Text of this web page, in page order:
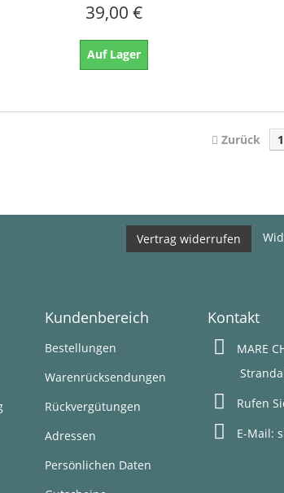
39,00 €
Auf Lager
Zurück 1
Vertrag widerrufen
Kundenbereich
Bestellungen
Warenrücksendungen
Rückvergütungen
Adressen
Persönlichen Daten
Kontakt
MARE
Rufen
E-Mail: